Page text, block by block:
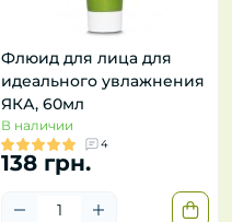
Флюид для лица для
идеального увлажнения
ЯКА, 60мл
В наличии
4
138 грн.